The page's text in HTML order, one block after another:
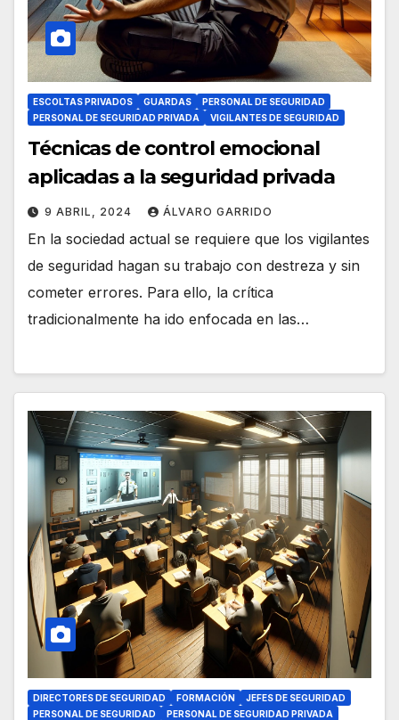
ESCOLTAS PRIVADOS GUARDAS
PERSONAL DE SEGURIDAD
PERSONAL DE SEGURIDAD PRIVADA
VIGILANTES DE SEGURIDAD
Técnicas de control emocional
aplicadas a la seguridad privada
9 ABRIL, 2024 ÁLVARO GARRIDO
En la sociedad actual se requiere que los vigilantes
de seguridad hagan su trabajo con destreza y sin
cometer errores. Para ello, la crítica
tradicionalmente ha ido enfocada en las…
DIRECTORES DE SEGURIDAD FORMACIÓN
JEFES DE SEGURIDAD
PERSONAL DE SEGURIDAD
PERSONAL DE SEGURIDAD PRIVADA